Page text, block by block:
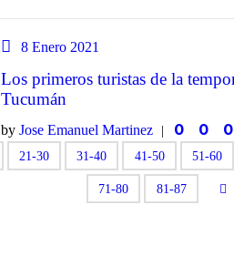
8 Enero 2021
Los primeros turistas de la
Tucumán
by Jose Emanuel Martinez 0 0 0
21-30 31-40 41-50 51-60
71-80 81-87